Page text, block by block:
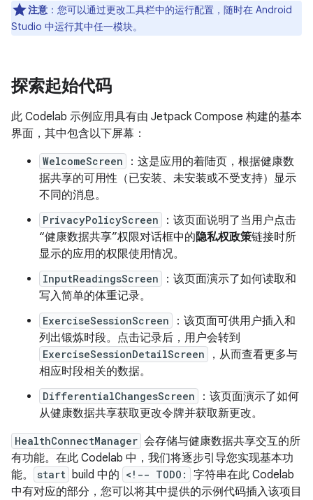
注意 ：您可以通过更改工具栏中的运行配置，随时在 Android
Studio 中运行其中任一模块。
探索起始代码
此 Codelab 示例应用具有由 Jetpack Compose 构建的基本
界面，其中包含以下屏幕：
WelcomeScreen
：这是应用的着陆页，根据健康数
据共享的可用性（已安装、未安装或不受支持）显示
不同的消息。
PrivacyPolicyScreen
：该页面说明了当用户点击
“健康数据共享”权限对话框中的隐私权政策链接时所
显示的应用的权限使用情况。
InputReadingsScreen
：该页面演示了如何读取和
写入简单的体重记录。
ExerciseSessionScreen
：该页面可供用户插入和
列出锻炼时段。点击记录后，用户会转到
ExerciseSessionDetailScreen
，从而查看更多与
相应时段相关的数据。
DifferentialChangesScreen
：该页面演示了如何
从健康数据共享获取更改令牌并获取新更改。
HealthConnectManager 会存储与健康数据共享交互的所
有功能。在此 Codelab 中，我们将逐步引导您实现基本功
能。
start build 中的 <!-- TODO:
字符串在此 Codelab
中有对应的部分，您可以将其中提供的示例代码插入该项目